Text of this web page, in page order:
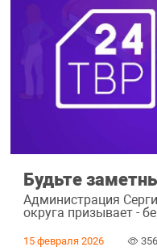
Будьте
Администрация
округа призывает -
15 февраля 2026